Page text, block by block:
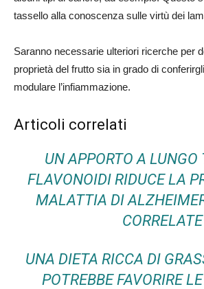
tassello alla conoscenza sulle virtù dei
Saranno necessarie ulteriori ricerche per
proprietà del frutto sia in grado di
modulare l’infiammazione.
Articoli correlati
UN APPORTO A LUNGO
FLAVONOIDI RIDUCE LA
MALATTIA DI
CORRELATE
UNA DIETA RICCA DI
POTREBBE FAVORIRE